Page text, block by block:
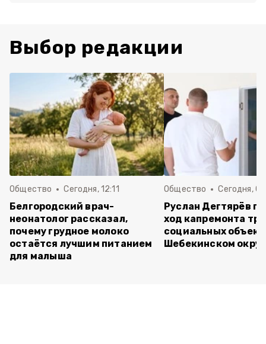
Выбор редакции
Общество Сегодня, 12:11
Белгородский врач-
неонатолог рассказал,
почему грудное молоко
остаётся лучшим питанием
для малыша
Общество Сегодня,
Руслан Дегтярёв
ход капремонта
социальных
Шебекинском